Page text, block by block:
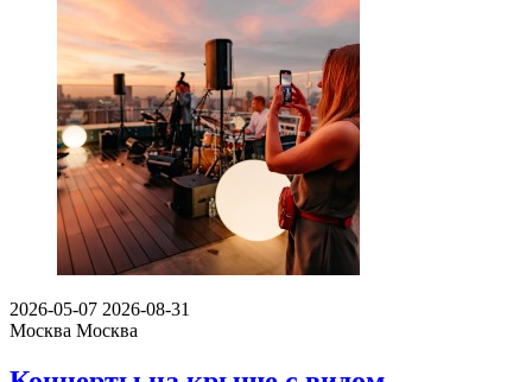
2026-05-07 2026-08-31
Москва Москва